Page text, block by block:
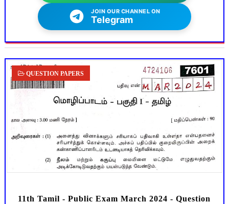
JOIN OUR CHANNEL ON
Telegram
QUESTION PAPERS
11th Tamil - Public Exam March 2024 - Question